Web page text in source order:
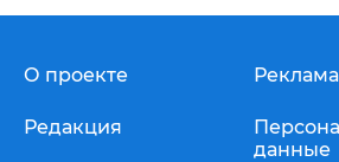
О проекте
Редакция
Реклама
данные